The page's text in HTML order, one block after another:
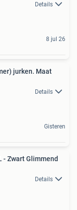
Details
8 jul 26
jurken. Maat
Details
Gisteren
- Zwart Glimmend
Details